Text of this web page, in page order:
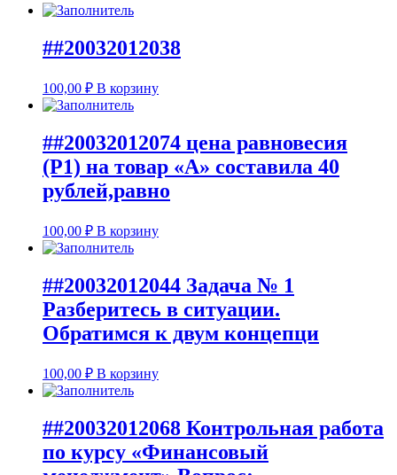
##20032012038
100,00 ₽ В корзину
##20032012074 цена равновесия
(Р1) на товар «А» составила 40
рублей,равно
100,00 ₽ В корзину
##20032012044 Задача № 1
Разберитесь в ситуации.
Обратимся к двум концепци
100,00 ₽ В корзину
##20032012068 Контрольная работа
по курсу «Финансовый